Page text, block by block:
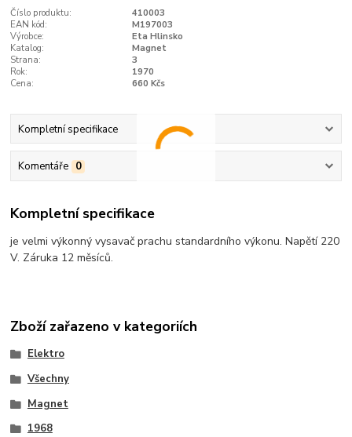
Číslo produktu:
410003
EAN kód:
M197003
Výrobce:
Eta Hlinsko
Katalog:
Magnet
Strana:
3
Rok:
1970
Cena:
660 Kčs
Kompletní specifikace
Komentáře 0
Kompletní specifikace
je velmi výkonný vysavač prachu standardního výkonu. Napětí 220
V. Záruka 12 měsíců.
Zboží zařazeno v kategoriích
Elektro
Všechny
Magnet
1968